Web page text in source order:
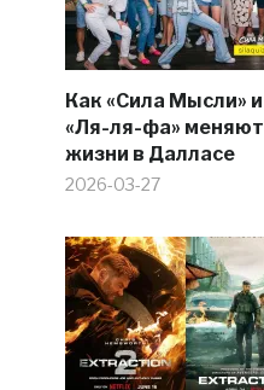
Как «Сила Мысли» и
«Ля-ля-фа» меняют
жизни в Далласе
2026-03-27